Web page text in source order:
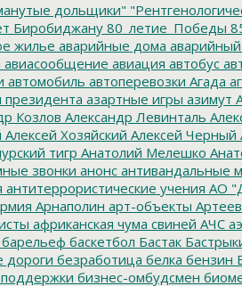
дольщики"
Биробиджану 80_летие_Победы
жилье аварийные дома
авиасообщение авиация автобус
автомобиль автоперевозки Агада
президента азартные игры азимут
Козлов Александр Левинталь
Алексей Хозяйский Алексей Черный
тигр Анатолий Мелешко
звонки анонс антивандальные
антитеррористические учения АО
Арнаполин арт-объекты Артеев
африканская чума свиней АЧС
барельеф баскетбол Бастак
дороги безработица белка бензин
бизнес-омбудсмен